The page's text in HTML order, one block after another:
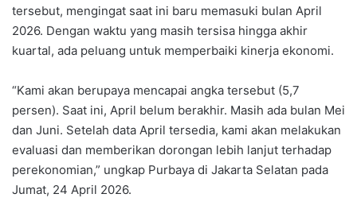
tersebut, mengingat saat ini baru memasuki bulan April
2026. Dengan waktu yang masih tersisa hingga akhir
kuartal, ada peluang untuk memperbaiki kinerja ekonomi.
“Kami akan berupaya mencapai angka tersebut (5,7
persen). Saat ini, April belum berakhir. Masih ada bulan Mei
dan Juni. Setelah data April tersedia, kami akan melakukan
evaluasi dan memberikan dorongan lebih lanjut terhadap
perekonomian,” ungkap Purbaya di Jakarta Selatan pada
Jumat, 24 April 2026.